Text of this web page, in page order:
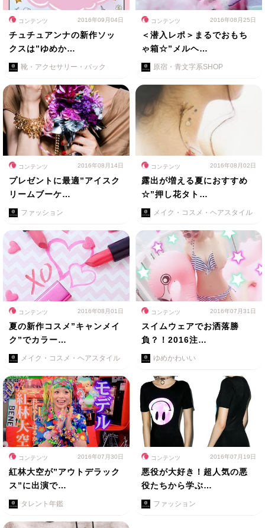
コンテンツ 2016年09月04日
チュチュアンナの新作ソッ
クスは”ゆめか…
靴・アクセサリー・バック
コンテンツ 2016年08月25日
＜潜入レポ＞まるでおもち
ゃ箱☆”メルヘ…
原宿・青文字系SHOP
コンテンツ 2016年08月14日
プレゼントに最適”アイスク
リームブーケ…
ファッション
コンテンツ 2016年08月02日
露出が増える夏におすすめ
☆”押し花タト…
メイク・コスメ・ヘアスタイル
コンテンツ 2016年08月01日
夏の新作コスメ”キャンメイ
ク”でカラー…
メイク・コスメ・ヘアスタイル
コンテンツ 2016年07月31日
スイムウェアでお洒落勝
負？！2016注…
ゆめかわいい
コンテンツ 2016年07月30日
紅林大空が”アウトデラック
ス”に出演で…
タレント年鑑
コンテンツ 2016年07月19日
悪役が大好き！超人気の悪
役たちから学ぶ…
ファッション